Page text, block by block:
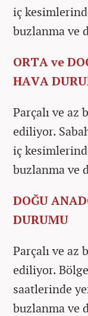
iç
buzlanma ve
ORTA ve
HAVA
Parçalı ve az
ediliyor.
iç
buzlanma ve
DOĞU
DURUMU
Parçalı ve az
ediliyor.
saatlerinde
buzlanma ve